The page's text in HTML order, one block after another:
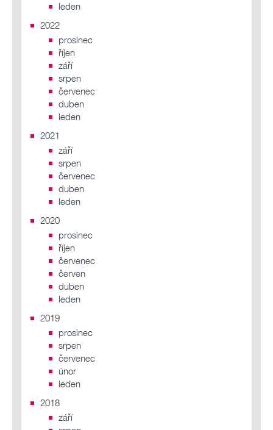
leden
2022
prosinec
říjen
září
srpen
červenec
duben
leden
2021
září
srpen
červenec
duben
leden
2020
prosinec
říjen
červenec
červen
duben
leden
2019
prosinec
srpen
červenec
únor
leden
2018
září